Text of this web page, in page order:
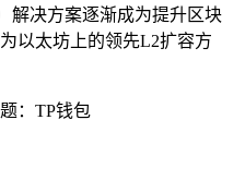
解决方案逐渐成为提升区块
以太坊上的领先L2扩容方
：TP钱包